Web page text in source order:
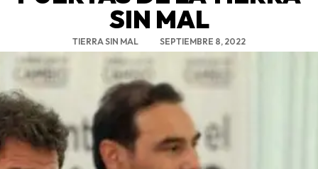
SIN MAL
TIERRA SIN MAL SEPTIEMBRE 8, 2022